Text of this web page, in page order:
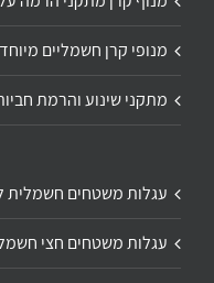
מנופי קרן חשמליים
מתקני שינוע והרמת
עגלות משטחים חשמלית
עגלות משטחים חצי